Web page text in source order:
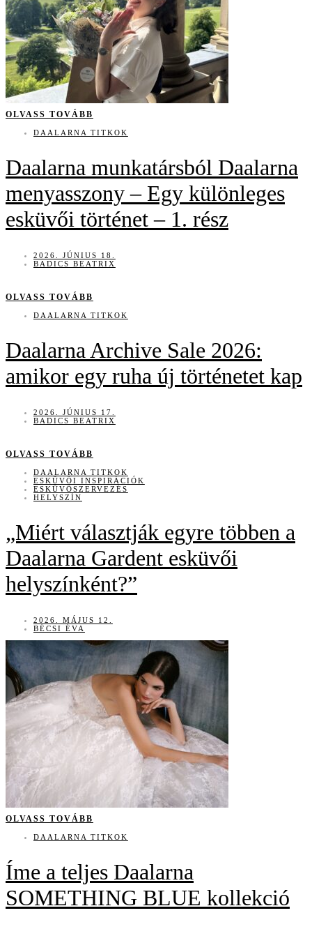
OLVASS TOVÁBB
DAALARNA TITKOK
Daalarna munkatársból Daalarna
menyasszony – Egy különleges
esküvői történet – 1. rész
2026. JÚNIUS 18.
BADICS BEATRIX
OLVASS TOVÁBB
DAALARNA TITKOK
Daalarna Archive Sale 2026:
amikor egy ruha új történetet kap
2026. JÚNIUS 17.
BADICS BEATRIX
OLVASS TOVÁBB
DAALARNA TITKOK
ESKÜVŐI INSPIRÁCIÓK
ESKÜVŐSZERVEZÉS
HELYSZÍN
„Miért választják egyre többen a
Daalarna Gardent esküvői
helyszínként?”
2026. MÁJUS 12.
BÉCSI ÉVA
OLVASS TOVÁBB
DAALARNA TITKOK
Íme a teljes Daalarna
SOMETHING BLUE kollekció